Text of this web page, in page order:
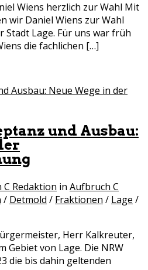
Wiens herzlich zur Wahl Mit
wir Daniel Wiens zur Wahl
Stadt Lage. Für uns war früh
die fachlichen […]
und Ausbau:
Redaktion in Aufbruch C
/ Detmold / Fraktionen / Lage /
Herr Kalkreuter,
Gebiet von Lage. Die NRW
die bis dahin geltenden